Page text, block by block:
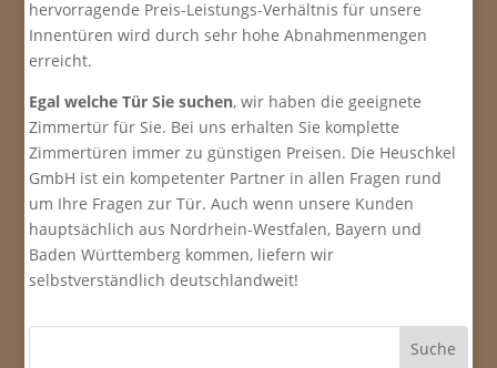
hervorragende Preis-Leistungs-Verhältnis für unsere
Innentüren wird durch sehr hohe Abnahmenmengen
erreicht.
Egal welche Tür Sie suchen, wir haben die geeignete
Zimmertür für Sie. Bei uns erhalten Sie komplette
Zimmertüren immer zu günstigen Preisen. Die Heuschkel
GmbH ist ein kompetenter Partner in allen Fragen rund
um Ihre Fragen zur Tür. Auch wenn unsere Kunden
hauptsächlich aus Nordrhein-Westfalen, Bayern und
Baden Württemberg kommen, liefern wir
selbstverständlich deutschlandweit!